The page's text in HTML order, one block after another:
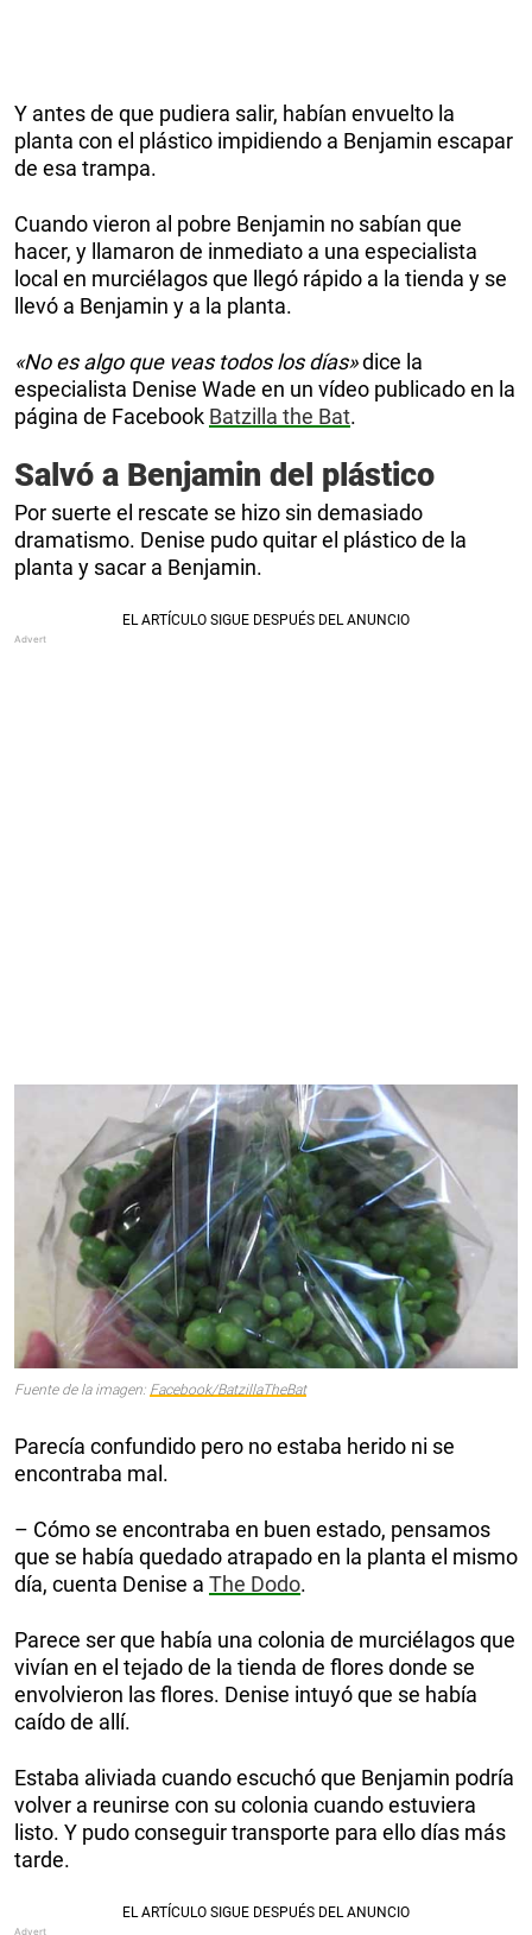
Y antes de que pudiera salir, habían envuelto la
planta con el plástico impidiendo a Benjamin escapar
de esa trampa.
Cuando vieron al pobre Benjamin no sabían que
hacer, y llamaron de inmediato a una especialista
local en murciélagos que llegó rápido a la tienda y se
llevó a Benjamin y a la planta.
«No es algo que veas todos los días»dice la
especialista Denise Wade en un vídeo publicado en la
página de Facebook Batzilla the Bat.
Salvó a Benjamin del plástico
Por suerte el rescate se hizo sin demasiado
dramatismo. Denise pudo quitar el plástico de la
planta y sacar a Benjamin.
Fuente de la imagen: Facebook/BatzillaTheBat
Parecía confundido pero no estaba herido ni se
encontraba mal.
– Cómo se encontraba en buen estado, pensamos
que se había quedado atrapado en la planta el mismo
día, cuenta Denise a The Dodo.
Parece ser que había una colonia de murciélagos que
vivían en el tejado de la tienda de flores donde se
envolvieron las flores. Denise intuyó que se había
caído de allí.
Estaba aliviada cuando escuchó que Benjamin podría
volver a reunirse con su colonia cuando estuviera
listo. Y pudo conseguir transporte para ello días más
tarde.